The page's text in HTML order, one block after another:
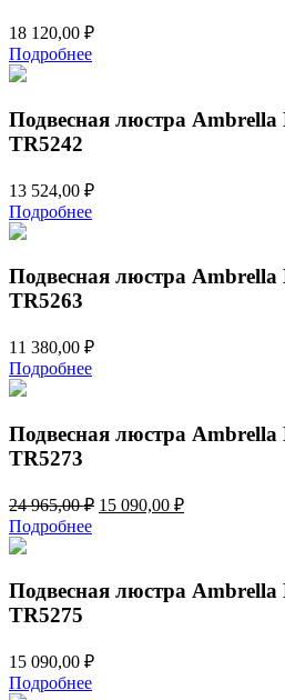
18 120,00 ₽
Подробнее
Подвесная люстра
TR5242
13 524,00 ₽
Подробнее
Подвесная люстра
TR5263
11 380,00 ₽
Подробнее
Подвесная люстра
TR5273
24 965,00₽ Первоначальная
965,00 ₽.
15 090,00 ₽Текущая
Подробнее
Подвесная люстра
TR5275
15 090,00 ₽
Подробнее